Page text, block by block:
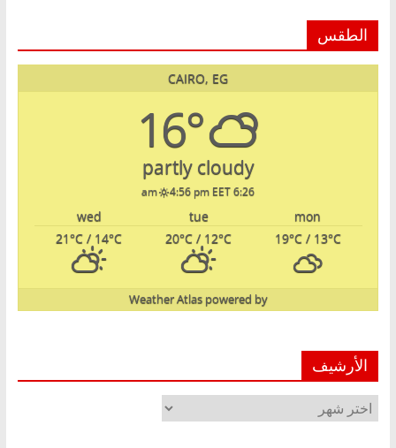
الطقس
CAIRO, EG
16°
partly cloudy
6:26 am
4:56 pm EET
mon
tue
wed
19°C/ 13°C
20°C / 12°C
21°C / 14°C
powered by
Weather Atlas
الأرشيف
الأرشيف